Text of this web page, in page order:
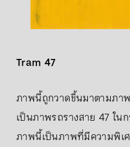
Tram 47
ภาพนี้ถูกวาดขึ้นมาตามภา
เป็นภาพรถรางสาย 47 ใน
ภาพนี้เป็นภาพที่มีความพิเ